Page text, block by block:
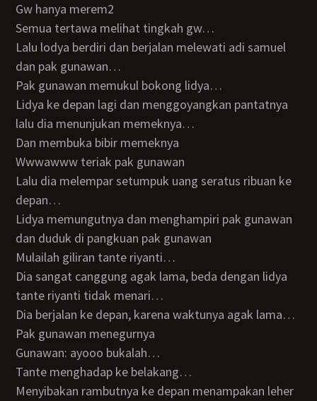
Gw hanya merem2
Semua tertawa melihat tingkah gw…
Lalu lodya berdiri dan berjalan melewati adi samuel
dan pak gunawan…
Pak gunawan memukul bokong lidya…
Lidya ke depan lagi dan menggoyangkan pantatnya
lalu dia menunjukan memeknya…
Dan membuka bibir memeknya
Wwwawww teriak pak gunawan
Lalu dia melempar setumpuk uang seratus ribuan ke
depan…
Lidya memungutnya dan menghampiri pak gunawan
dan duduk di pangkuan pak gunawan
Mulailah giliran tante riyanti…
Dia sangat canggung agak lama, beda dengan lidya
tante riyanti tidak menari…
Dia berjalan ke depan, karena waktunya agak lama…
Pak gunawan menegurnya
Gunawan: ayooo bukalah…
Tante menghadap ke belakang…
Menyibakan rambutnya ke depan menampakan leher